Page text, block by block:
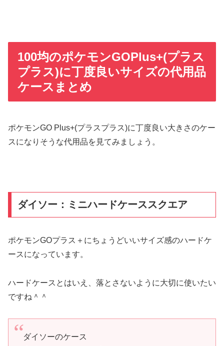
100均のポケモンGOPlus+(プラス
プラス)に丁度良いサイズの代用品
ケースまとめ
ポケモンGO Plus+(プラスプラス)に丁度良い大きさのケー
スになりそうな代用品を見てみましょう。
ダイソー：ミニハードケーススクエア
ポケモンGOプラス＋にちょうどいいサイズ感のハードケ
ースになっています。
ハードケースとはいえ、落とさないように大切に使いたい
ですね＾＾
ダイソーのケース